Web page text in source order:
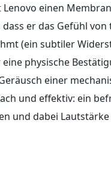
einen
er das Gefühl
(ein subtiler
physische
einer
und effektiv: ein
und dabei